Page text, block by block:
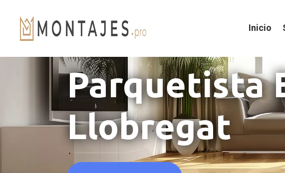
Inicio
Parquetista
Llobregat